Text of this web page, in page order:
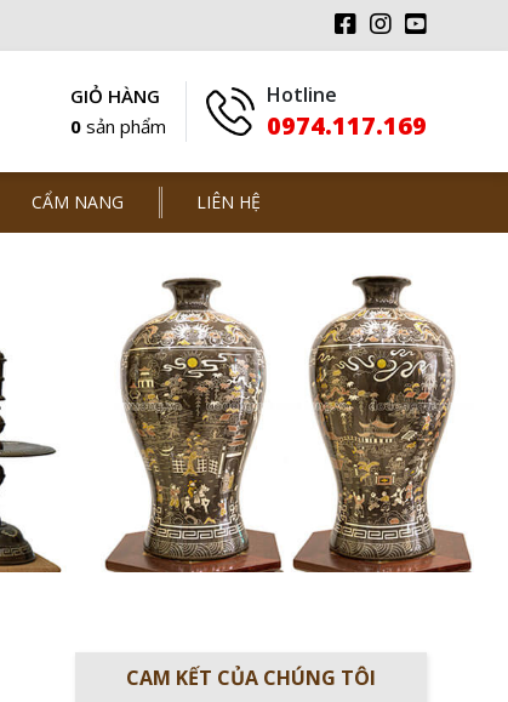
GIỎ HÀNG
0 sản phẩm
Hotline
0974.117.169
CẨM NANG LIÊN HỆ
CAM KẾT CỦA CHÚNG TÔI